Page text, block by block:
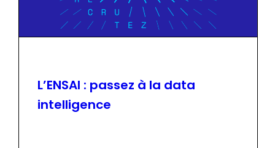
L’ENSAI : passez à la data
intelligence